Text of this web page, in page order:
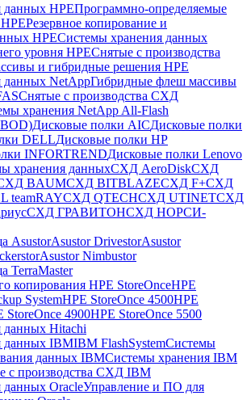
данных HPEПрограммно-определяемые
Резервное копирование и
HPEСистемы хранения данных
уровня HPEСнятые с производства
и гибридные решения HPE
данных NetAppГибридные флеш массивы
Снятые с производства СХД
хранения NetApp All-Flash
Дисковые полки AICДисковые полки
DELLДисковые полки HP
INFORTRENDДисковые полки Lenovo
хранения данныхСХД AeroDiskСХД
BAUMСХД BITBLAZEСХД F+СХД
teamRAYСХД QTECHСХД UTINETСХД
СХД ГРАВИТОНСХД НОРСИ-
AsustorAsustor DrivestorAsustor
Asustor Nimbustor
TerraMaster
копирования HPE StoreOnceHPE
SystemHPE StoreOnce 4500HPE
StoreOnce 4900HPE StoreOnce 5500
данных Hitachi
данных IBMIBM FlashSystemСистемы
данных IBMСистемы хранения IBM
с производства СХД IBM
OracleУправление и ПО для